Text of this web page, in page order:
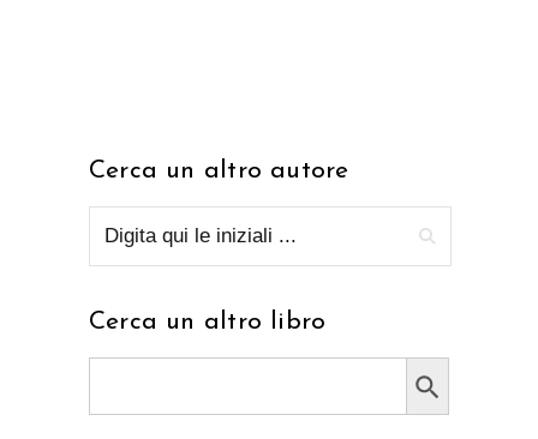
Cerca un altro autore
Cerca un altro libro
Search Button